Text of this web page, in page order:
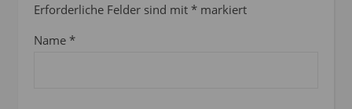
Erforderliche Felder sind mit * markiert
Name *